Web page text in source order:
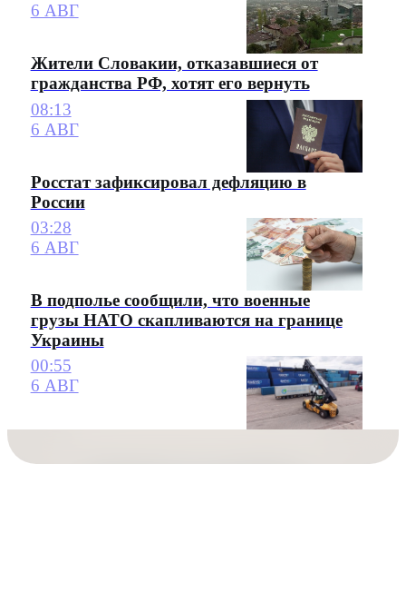
6 АВГ
Жители Словакии, отказавшиеся от
гражданства РФ, хотят его вернуть
08:13
6 АВГ
Росстат зафиксировал дефляцию в
России
03:28
6 АВГ
В подполье сообщили, что военные
грузы НАТО скапливаются на границе
Украины
00:55
6 АВГ